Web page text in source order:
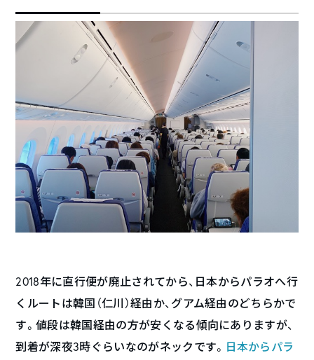
2018年に直行便が廃止されてから、日本からパラオへ行
くルートは韓国（仁川）経由か、グアム経由のどちらかで
す。値段は韓国経由の方が安くなる傾向にありますが、
到着が深夜3時ぐらいなのがネックです。 日本からパラ